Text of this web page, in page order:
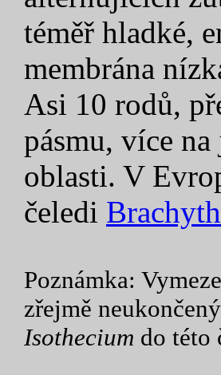
téměř hladké,
membrána
Asi 10 rodů,
pásmu, více
oblasti. V
čeledi
Poznámka:
zřejmě
Isothecium do této